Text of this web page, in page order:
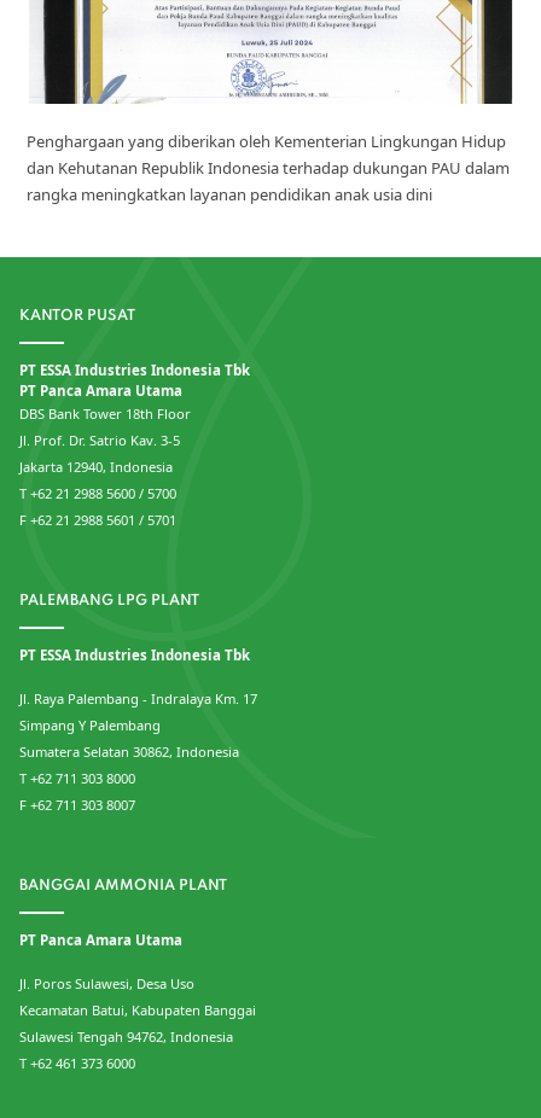
Penghargaan yang diberikan oleh Kementerian Lingkungan Hidup
dan Kehutanan Republik Indonesia terhadap dukungan PAU dalam
rangka meningkatkan layanan pendidikan anak usia dini
KANTOR PUSAT
PT ESSA Industries Indonesia Tbk
PT Panca Amara Utama
DBS Bank Tower 18th Floor
Jl. Prof. Dr. Satrio Kav. 3-5
Jakarta 12940, Indonesia
T +62 21 2988 5600 / 5700
F +62 21 2988 5601 / 5701
PALEMBANG LPG PLANT
PT ESSA Industries Indonesia Tbk
Jl. Raya Palembang - Indralaya Km. 17
Simpang Y Palembang
Sumatera Selatan 30862, Indonesia
T +62 711 303 8000
F +62 711 303 8007
BANGGAI AMMONIA PLANT
PT Panca Amara Utama
Jl. Poros Sulawesi, Desa Uso
Kecamatan Batui, Kabupaten Banggai
Sulawesi Tengah 94762, Indonesia
T +62 461 373 6000